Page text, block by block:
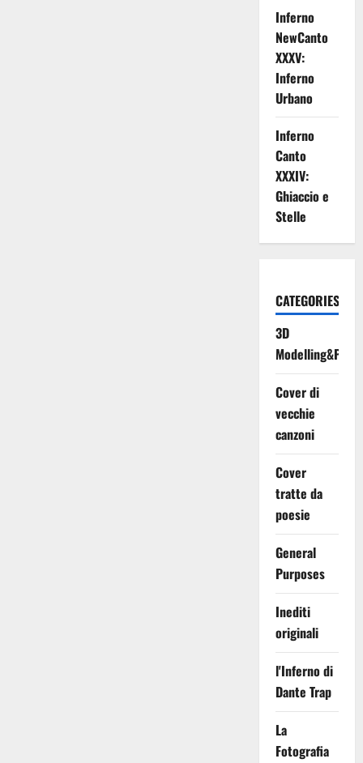
Inferno
NewCanto
XXXV:
Inferno
Urbano
Inferno
Canto
XXXIV:
Ghiaccio e
Stelle
CATEGORIES
3D
Cover di
vecchie
canzoni
Cover
tratte da
poesie
General
Purposes
Inediti
originali
l'Inferno di
Dante Trap
La
Fotografia